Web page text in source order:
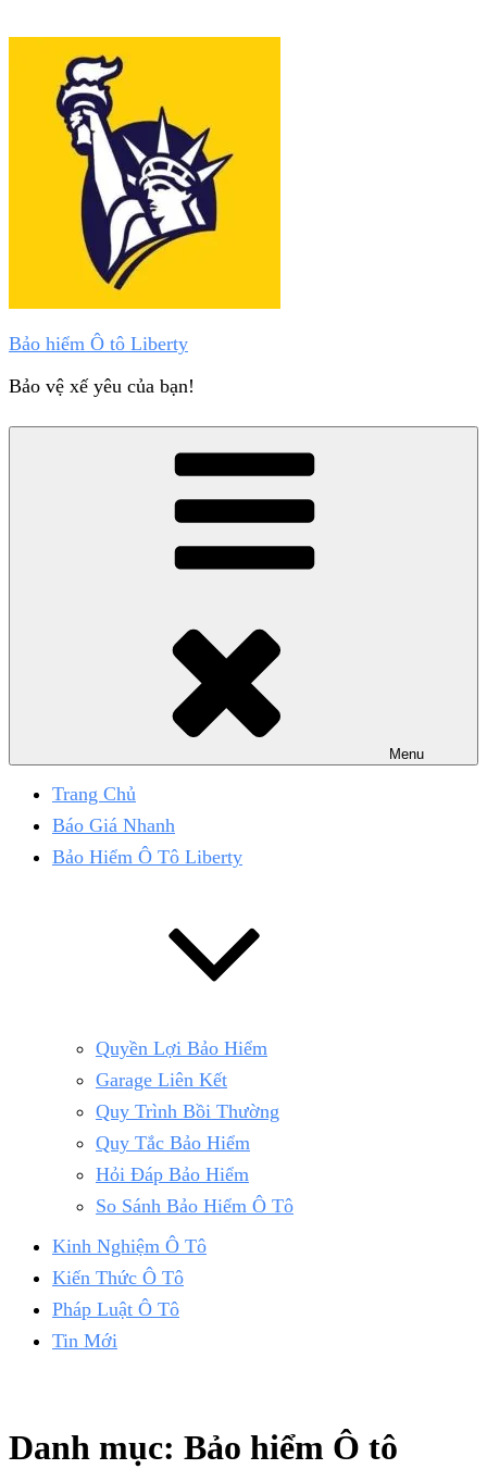
đến
Bảo hiểm Ô tô Liberty
Bảo vệ xế yêu của bạn!
Menu
Trang Chủ
Báo Giá Nhanh
Bảo Hiểm Ô Tô Liberty
Quyền Lợi Bảo Hiểm
Garage Liên Kết
Quy Trình Bồi Thường
Quy Tắc Bảo Hiểm
Hỏi Đáp Bảo Hiểm
So Sánh Bảo Hiểm Ô Tô
Kinh Nghiệm Ô Tô
Kiến Thức Ô Tô
Pháp Luật Ô Tô
Tin Mới
Danh mục: Bảo hiểm Ô tô